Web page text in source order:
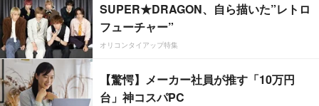
SUPER★DRAGON、自ら描いた”レトロ
フューチャー”
オリコンタイアップ特集
【驚愕】メーカー社員が推す「10万円
台」神コスパPC